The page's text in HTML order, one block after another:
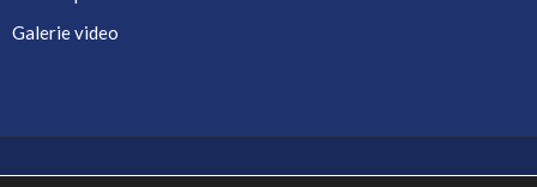
Galerie video